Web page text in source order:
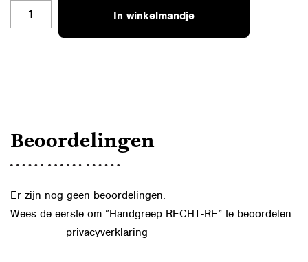
HANDGREEP
In winkelmandje
Beoordelingen
Er zijn nog geen beoordelingen.
Wees de eerste om “Handgreep RECHT-RE” te beoordelen
privacyverklaring